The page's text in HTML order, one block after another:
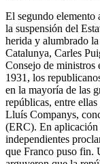
El segundo elemento
la suspensión del
herida y alumbrado
Catalunya, Carles
Consejo de ministros
1931, los
en la mayoría de las
repúblicas, entre
Lluís Companys,
(ERC). En aplicación
independientes
que Franco puso fin.